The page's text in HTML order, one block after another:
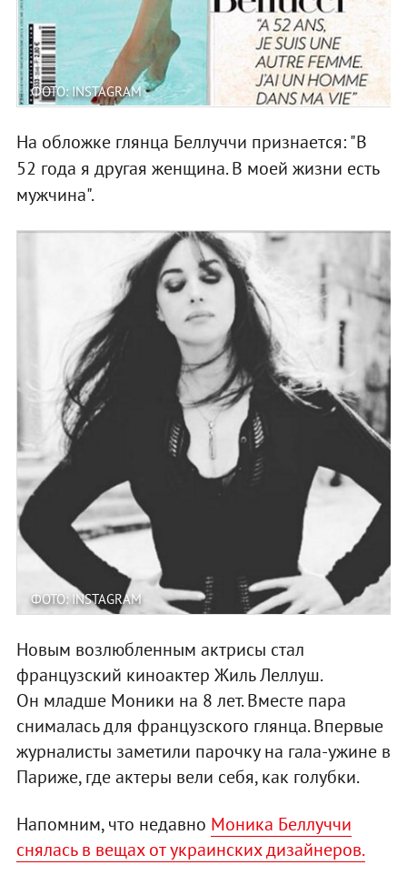
ФОТО: INSTAGRAM
На обложке глянца Беллуччи признается: "В
52 года я другая женщина. В моей жизни есть
мужчина".
ФОТО: INSTAGRAM
Новым возлюбленным актрисы стал
французский киноактер Жиль Леллуш.
Он младше Моники на 8 лет. Вместе пара
снималась для французского глянца. Впервые
журналисты заметили парочку на гала-ужине в
Париже, где актеры вели себя, как голубки.
Напомним, что недавно Моника Беллуччи
снялась в вещах от украинских дизайнеров.